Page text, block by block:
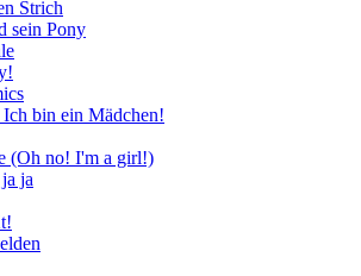
Strich
sein Pony
bin ein Mädchen!
(Oh no! I'm a girl!)
ja